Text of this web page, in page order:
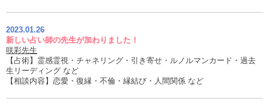
2023.01.26
新しい占い師の先生が加わりました！
咲彩先生
【占術】霊感霊視・チャネリング・引き寄せ・ルノルマンカード・過去
生リーディング など
【相談内容】恋愛・復縁・不倫・縁結び・人間関係 など